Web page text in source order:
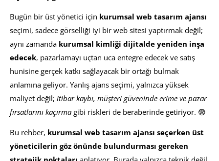
Bugün bir üst yönetici için kurumsal web tasarım ajansı
seçimi, sadece görselliği iyi bir web sitesi yaptırmak değil;
aynı zamanda kurumsal kimliği dijitalde yeniden inşa
edecek, pazarlamayı uçtan uca entegre edecek ve satış
hunisine gerçek katkı sağlayacak bir ortağı bulmak
anlamına geliyor. Yanlış ajans seçimi, yalnızca yüksek
maliyet değil; itibar kaybı, müşteri güveninde erime ve pazar
fırsatlarını kaçırma gibi riskleri de beraberinde getiriyor. 😨
Bu rehber, kurumsal web tasarım ajansı seçerken üst
yöneticilerin göz önünde bulundurması gereken